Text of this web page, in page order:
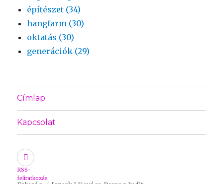
építészet (34)
hangfarm (30)
oktatás (30)
generációk (29)
Címlap
Kapcsolat
RSS-
feliratkozás